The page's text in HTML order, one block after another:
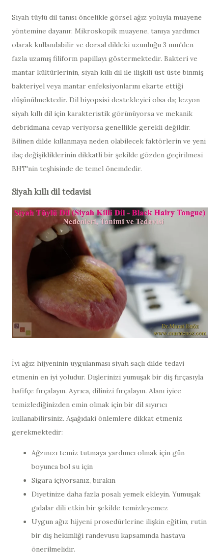
Siyah tüylü dil tanısı öncelikle görsel ağız yoluyla muayene
yöntemine dayanır. Mikroskopik muayene, tanıya yardımcı
olarak kullanılabilir ve dorsal dildeki uzunluğu 3 mm'den
fazla uzamış filiform papillayı göstermektedir. Bakteri ve
mantar kültürlerinin, siyah kıllı dil ile ilişkili üst üste binmiş
bakteriyel veya mantar enfeksiyonlarını ekarte ettiği
düşünülmektedir. Dil biyopsisi destekleyici olsa da; lezyon
siyah kıllı dil için karakteristik görünüyorsa ve mekanik
debridmana cevap veriyorsa genellikle gerekli değildir.
Bilinen dilde kıllanmaya neden olabilecek faktörlerin ve yeni
ilaç değişikliklerinin dikkatli bir şekilde gözden geçirilmesi
BHT'nin teşhisinde de temel önemdedir.
Siyah kıllı dil tedavisi
İyi ağız hijyeninin uygulanması siyah saçlı dilde tedavi
etmenin en iyi yoludur. Dişlerinizi yumuşak bir diş fırçasıyla
hafifçe fırçalayın. Ayrıca, dilinizi fırçalayın. Alanı iyice
temizlediğinizden emin olmak için bir dil sıyırıcı
kullanabilirsiniz. Aşağıdaki önlemlere dikkat etmeniz
gerekmektedir:
Ağzınızı temiz tutmaya yardımcı olmak için gün
boyunca bol su için
Sigara içiyorsanız, bırakın
Diyetinize daha fazla posalı yemek ekleyin. Yumuşak
gıdalar dili etkin bir şekilde temizleyemez
Uygun ağız hijyeni prosedürlerine ilişkin eğitim, rutin
bir diş hekimliği randevusu kapsamında hastaya
önerilmelidir.